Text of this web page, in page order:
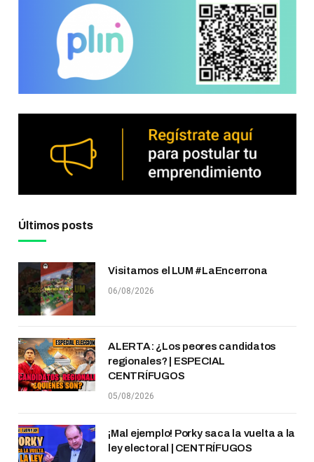
Últimos posts
Visitamos el LUM #LaEncerrona
06/08/2026
ALERTA: ¿Los peores candidatos
regionales? | ESPECIAL
CENTRÍFUGOS
05/08/2026
¡Mal ejemplo! Porky saca la vuelta a la
ley electoral | CENTRÍFUGOS